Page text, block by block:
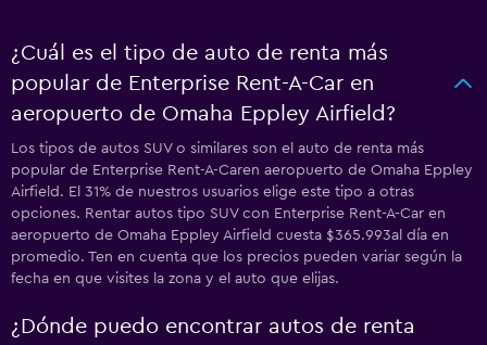
¿Cuál es el tipo de auto de renta más
popular de Enterprise Rent-A-Car en
aeropuerto de Omaha Eppley Airfield?
Los tipos de autos SUV o similares son el auto de renta más
popular de Enterprise Rent-A-Caren aeropuerto de Omaha Eppley
Airfield. El 31% de nuestros usuarios elige este tipo a otras
opciones. Rentar autos tipo SUV con Enterprise Rent-A-Car en
aeropuerto de Omaha Eppley Airfield cuesta $365.993al día en
promedio. Ten en cuenta que los precios pueden variar según la
fecha en que visites la zona y el auto que elijas.
¿Dónde puedo encontrar autos de renta